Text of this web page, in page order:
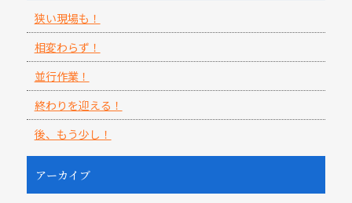
狭い現場も！
相変わらず！
並行作業！
終わりを迎える！
後、もう少し！
アーカイブ